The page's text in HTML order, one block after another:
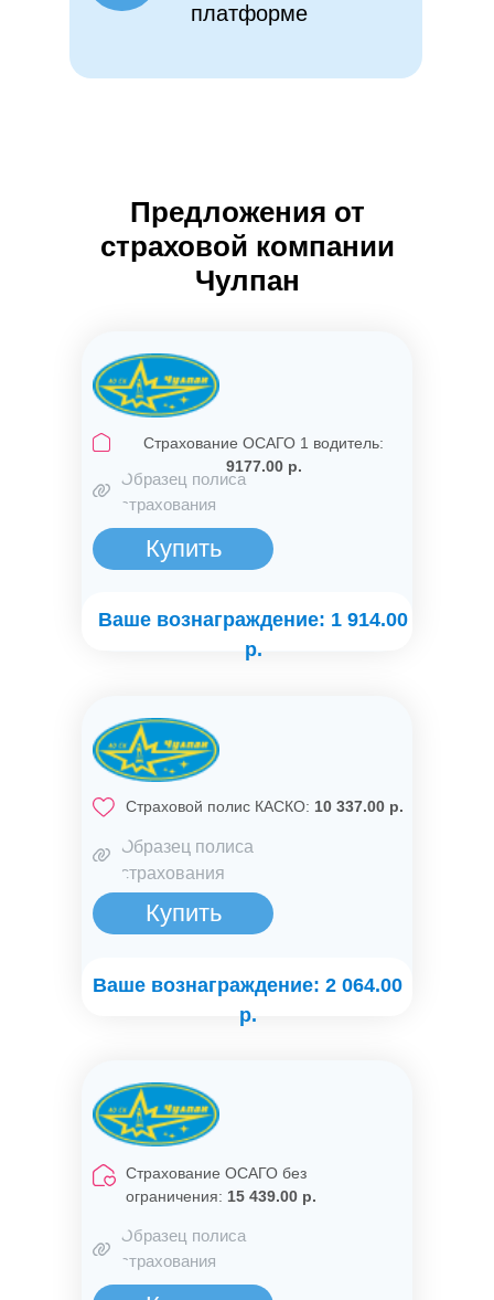
платформе
Страхование ОСАГО 1 водитель:
9177.00 р.
Купить
Ваше вознаграждение: 1 914.00
р.
Образец полиса
страхования
Страхование ОСАГО без
ограничения: 15 439.00 р.
Купить
Образец полиса
страхования
Предложения от
страховой компании
Чулпан
Образец полиса
страхования
Страховой полис КАСКО: 10 337.00 р.
Ваше вознаграждение: 2 064.00
р.